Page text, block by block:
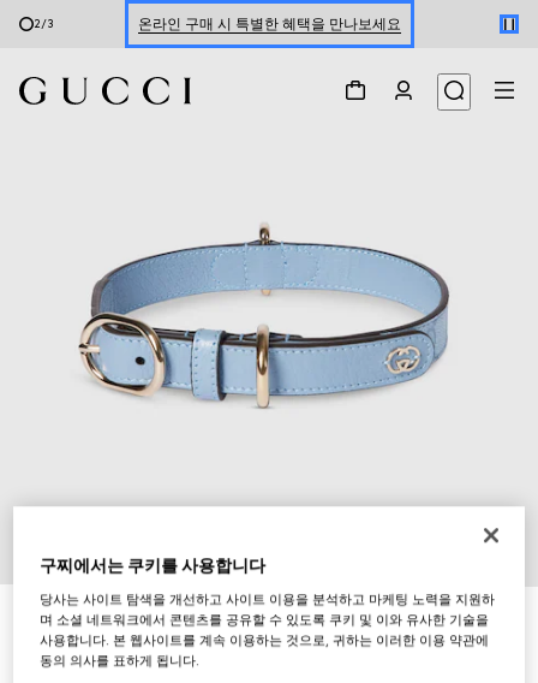
2/3 온라인 구매 시 특별한 혜택을 만나보세요
소형/중형 카라
₩520,000
다른 스타일 라이트 블루 패브릭
구찌에서는 쿠키를 사용합니다
당사는 사이트 탐색을 개선하고 사이트 이용을 분석하고 마케팅 노력을 지원하
며 소셜 네트워크에서 콘텐츠를 공유할 수 있도록 쿠키 및 이와 유사한 기술을
사용합니다. 본 웹사이트를 계속 이용하는 것으로, 귀하는 이러한 이용 약관에
동의 의사를 표하게 됩니다.